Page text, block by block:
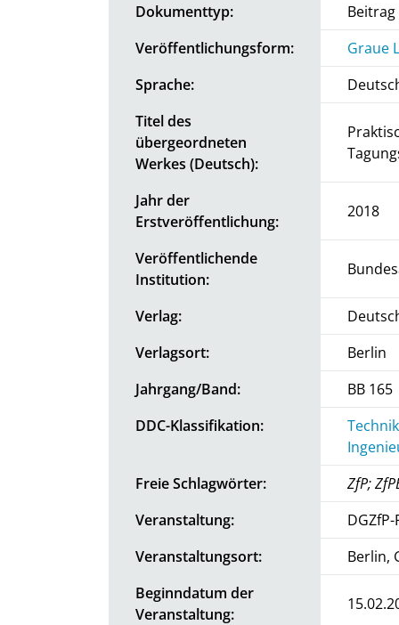
Dokumenttyp:
Veröffentlichungsform:
Graue
Sprache:
Titel des
übergeordneten
Werkes (Deutsch):
Jahr der
Erstveröffentlichung:
2018
Veröffentlichende
Institution:
Verlag:
Verlagsort:
Berlin
Jahrgang/Band:
BB 165
DDC-Klassifikation:
Freie Schlagwörter:
ZfP;
Veranstaltung:
Veranstaltungsort:
Berlin,
Beginndatum der
Veranstaltung: